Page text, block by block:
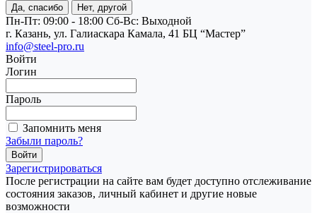
Да, спасибо Нет, другой
Пн-Пт: 09:00 - 18:00 Cб-Вс: Выходной
г. Казань, ул. Галиаскара Камала, 41 БЦ “Мастер”
info@steel-pro.ru
Войти
Логин
Пароль
Запомнить меня
Забыли пароль?
Зарегистрироваться
После регистрации на сайте вам будет доступно отслеживание
состояния заказов, личный кабинет и другие новые
возможности